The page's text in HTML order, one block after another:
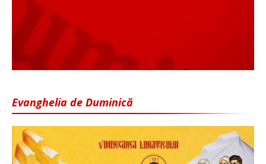
Evanghelia de Duminică